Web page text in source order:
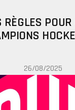
RÈGLES
26/08/2025